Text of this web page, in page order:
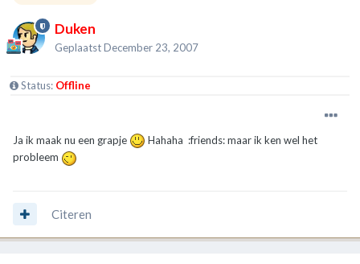
Duken
GeplaatstDecember 23, 2007
Status: Offline
Ja ik maak nu een grapje
Hahaha :friends: maar ik ken wel het
probleem
Citeren